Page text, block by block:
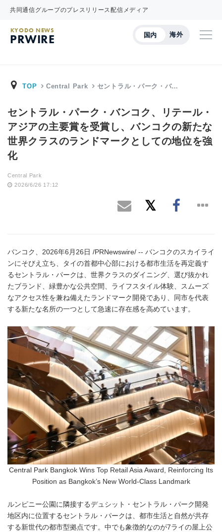
共同通信グループのプレスリリース配信メディア
国内 海外
KYODO NEWS
PRWIRE
TOP Central Park セントラル・パーク・バ…
セントラル・パーク・バンコク、リテール・
アジアの主要賞を受賞し、バンコクの新たな
世界クラスのランドマークとしての地位を強
化
Central Park
2026/6/26 17:12
バンコク、2026年6月26日 /PRNewswire/ -- バンコクのスカイライ
ンにそびえ立ち、タイの首都中心部における都市生活を再定義す
るセントラル・パークは、世界クラスのダイニング、選び抜かれ
たブランド、緑豊かな公共空間、ライフスタイル体験、スムーズ
なアクセス性を兼ね備えたランドマーク開発であり、同市を代表
する新たな名所の一つとして急速に存在感を高めています。
Central Park Bangkok Wins Top Retail Asia Award, Reinforcing Its
Position as Bangkok’s New World-Class Landmark
ルンピニー公園に隣接するデュシット・セントラル・パーク開発
地区内に位置するセントラル・パークは、都市生活と自然が共存
する新世代の都市型拠点です。中でも象徴的なのが7ライの屋上公